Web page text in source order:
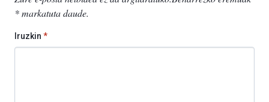
*markatuta daude.
Iruzkin *